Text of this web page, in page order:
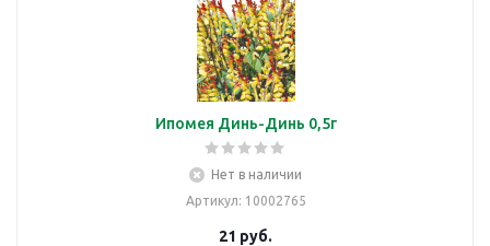
Ипомея Динь-Динь 0,5г
Нет в наличии
Артикул: 10002765
21 руб.